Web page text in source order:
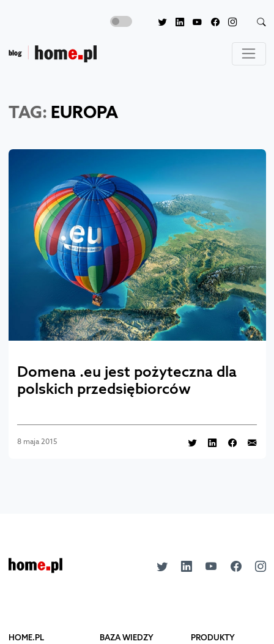
TAG: EUROPA
Domena .eu jest pożyteczna dla
polskich przedsiębiorców
8 maja 2015
HOME.PL BAZA WIEDZY PRODUKTY